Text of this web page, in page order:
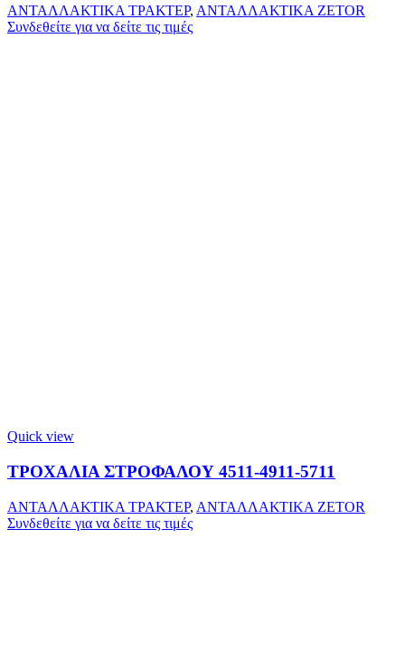
ΑΝΤΑΛΛΑΚΤΙΚΑ ΤΡΑΚΤΕΡ, ΑΝΤΑΛΛΑΚΤΙΚΑ ZETOR
Συνδεθείτε για να δείτε τις τιμές
Quick view
ΤΡΟΧΑΛΙΑ ΣΤΡΟΦΑΛΟΥ 4511-4911-5711
ΑΝΤΑΛΛΑΚΤΙΚΑ ΤΡΑΚΤΕΡ, ΑΝΤΑΛΛΑΚΤΙΚΑ ZETOR
Συνδεθείτε για να δείτε τις τιμές